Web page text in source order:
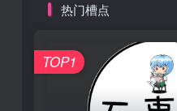
热门槽点
TOP1